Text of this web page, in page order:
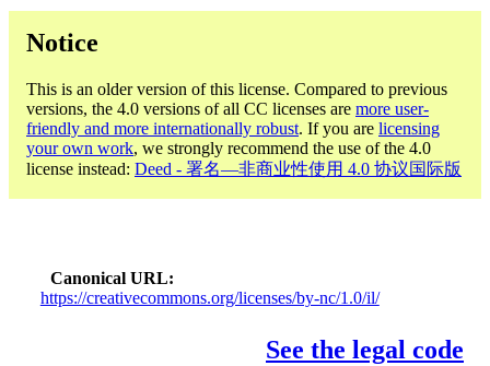
Notice
This is an older version of this license. Compared to previous
versions, the 4.0 versions of all CC licenses are more user-
friendly and more internationally robust. If you are licensing
your own work, we strongly recommend the use of the 4.0
license instead: Deed - 署名—非商业性使用 4.0 协议国际版
Canonical URL
https://creativecommons.org/licenses/by-nc/1.0/il/
See the legal code